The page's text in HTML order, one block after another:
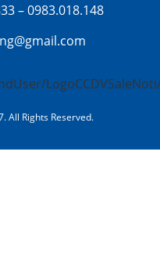
– 0983.018.148
All Rights Reserved.